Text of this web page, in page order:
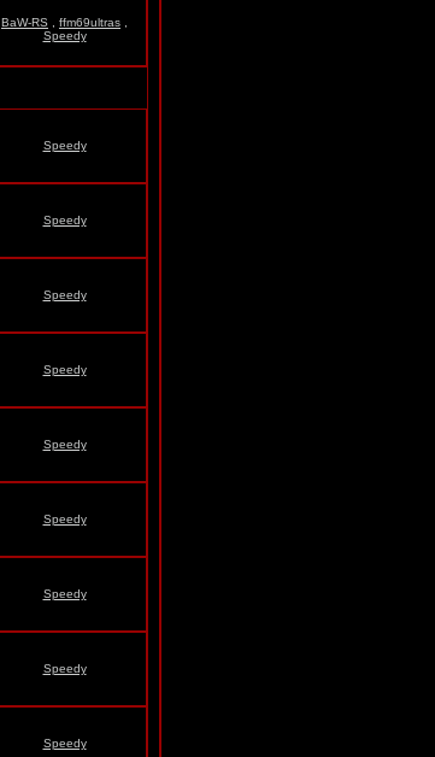
BaW-RS ffm69ultras
Speedy
Speedy
Speedy
Speedy
Speedy
Speedy
Speedy
Speedy
Speedy
Speedy